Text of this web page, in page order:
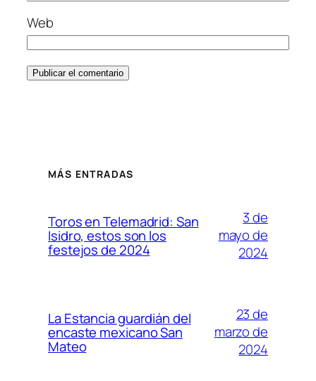
Web
MÁS ENTRADAS
Toros en Telemadrid: San
Isidro, estos son los
festejos de 2024
3 de
mayo de
2024
La Estancia guardián del
encaste mexicano San
Mateo
23 de
marzo de
2024